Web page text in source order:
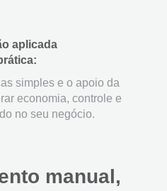
aplicada
simples e o apoio da
economia, controle e
no seu negócio.
manual,